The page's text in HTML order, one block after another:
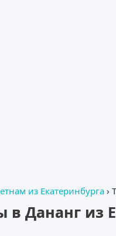
из Екатеринбурга›
в Дананг из